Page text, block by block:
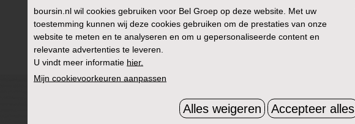
boursin.nl wil cookies gebruiken voor Bel Groep op deze website. Met uw
toestemming kunnen wij deze cookies gebruiken om de prestaties van onze
website te meten en te analyseren en om u gepersonaliseerde content en
relevante advertenties te leveren.
U vindt meer informatie hier.
Mijn cookievoorkeuren aanpassen
Alles weigeren Accepteer alles